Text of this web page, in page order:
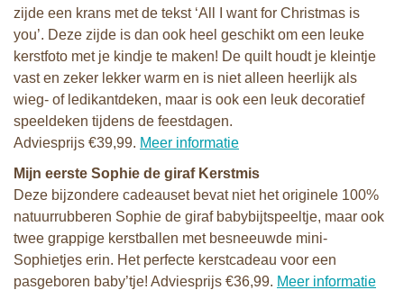
zijde een krans met de tekst ‘All I want for Christmas is
you’. Deze zijde is dan ook heel geschikt om een leuke
kerstfoto met je kindje te maken! De quilt houdt je kleintje
vast en zeker lekker warm en is niet alleen heerlijk als
wieg- of ledikantdeken, maar is ook een leuk decoratief
speeldeken tijdens de feestdagen.
Adviesprijs €39,99. Meer informatie
Mijn eerste Sophie de giraf Kerstmis
Deze bijzondere cadeauset bevat niet het originele 100%
natuurrubberen Sophie de giraf babybijtspeeltje, maar ook
twee grappige kerstballen met besneeuwde mini-
Sophietjes erin. Het perfecte kerstcadeau voor een
pasgeboren baby’tje! Adviesprijs €36,99. Meer informatie